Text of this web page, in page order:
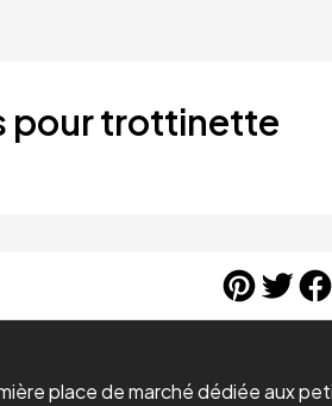
pour trottinette
place de marché dédiée aux